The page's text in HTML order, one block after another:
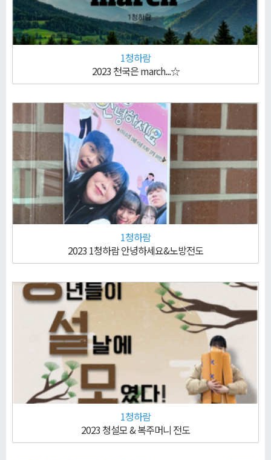
1청하람
2023 천국은 march...☆
1청하람
2023 1청하람 안녕하세요&노방전도
1청하람
2023 청설모 & 복주머니 전도